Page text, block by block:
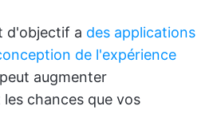
d'objectif a des applications
de l'expérience
augmenter
chances que vos